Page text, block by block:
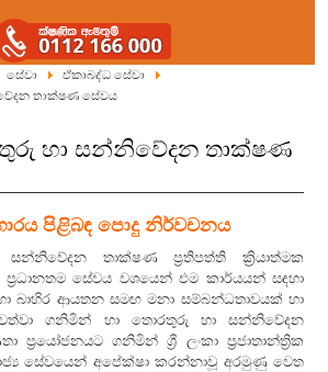
සේවා
ඒකාබද්ධ සේවා
තාක්ෂණ සේවය
හා සන්නිවේදන තාක්ෂණ
පිළිබඳ පොදු නිර්වචනය
තාක්ෂණ ප්‍රතිපත්ති ක්‍රියාත්මක
ප්‍රධානතම සේවය වශයෙන් එම කාර්යයන් සඳහා
බාහිර ආයතන සමඟ මනා සම්බන්ධතාවයක් හා
ගනිමින් හා තොරතුරු හා සන්නිවේදන
ප්‍රයෝජනයට ගනිමින් ශ්‍රී ලංකා ප්‍රජාතාන්ත්‍රික
සේවයෙන් අපේක්ෂා කරන්නාවූ අරමුණු වෙත